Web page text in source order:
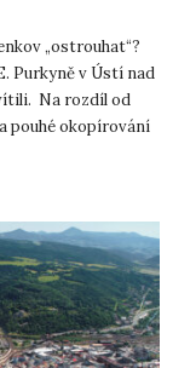
„ostrouhat“?
Purkyně v Ústí nad
Na rozdíl od
pouhé okopírování